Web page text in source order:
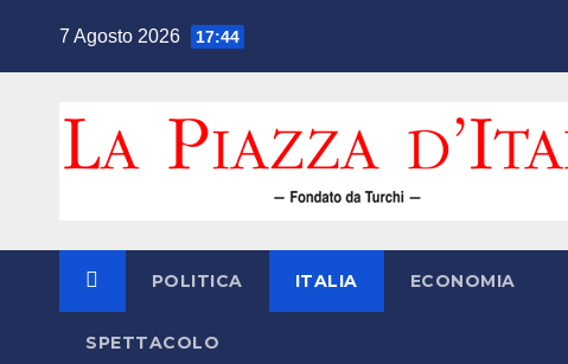
7 Agosto 2026 17:44
POLITICA ITALIA ECONOMIA
SPETTACOLO